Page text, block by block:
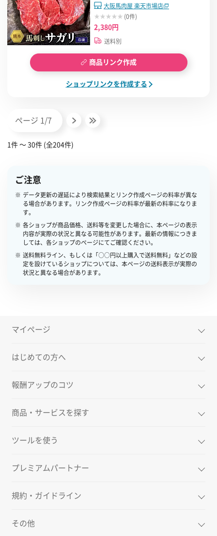
大阪馬肉屋 楽天市場店
(0件)
2,380円
送料別
商品リンク作成
ショップリンクを作成する
ページ 1/7
1件 〜 30件 (全204件)
ご注意
データ更新の遅延により検索結果とリンク作成ページの料率が異な
る場合があります。リンク作成ページの料率が最新の料率になりま
す。
各ショップが商品価格、送料等を変更した場合に、本ページの表示
内容が実際の状況と異なる可能性があります。最新の情報につきま
しては、各ショップのページにてご確認ください。
送料無料ライン、もしくは「○○円以上購入で送料無料」などの設
定を設けているショップについては、本ページの送料表示が実際の
状況と異なる場合があります。
マイページ
はじめての方へ
報酬アップのコツ
商品・サービスを探す
ツールを使う
プレミアムパートナー
規約・ガイドライン
その他